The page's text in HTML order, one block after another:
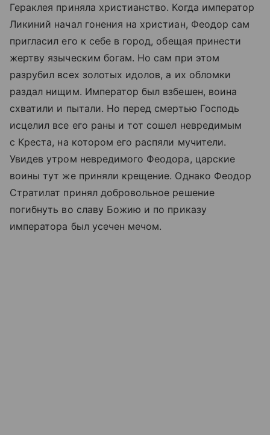
Гераклея приняла христианство. Когда император
Ликиний начал гонения на христиан, Феодор сам
пригласил его к себе в город, обещая принести
жертву языческим богам. Но сам при этом
разрубил всех золотых идолов, а их обломки
раздал нищим. Император был взбешен, воина
схватили и пытали. Но перед смертью Господь
исцелил все его раны и тот сошел невредимым
с Креста, на котором его распяли мучители.
Увидев утром невредимого Феодора, царские
воины тут же приняли крещение. Однако Феодор
Стратилат принял добровольное решение
погибнуть во славу Божию и по приказу
императора был усечен мечом.